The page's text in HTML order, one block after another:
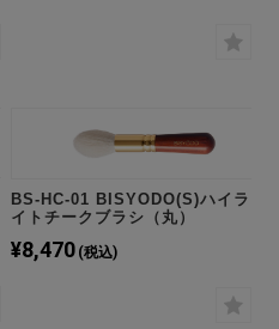
BS-HC-01 BISYODO(S)ハイラ
イトチークブラシ（丸）
¥8,470 (税込)